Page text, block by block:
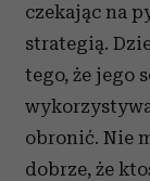
czekając na
strategią.
tego, że jego
obronić. Nie
dobrze, że